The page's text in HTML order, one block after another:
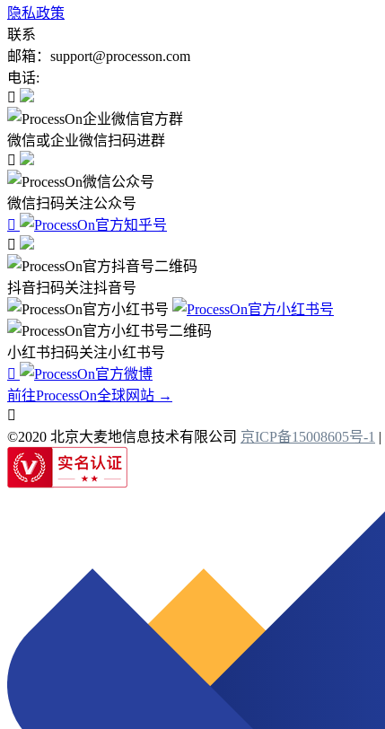
隐私政策
联系
邮箱：support@processon.com
电话:

微信或企业微信扫码进群

微信扫码关注公众号


抖音扫码关注抖音号
小红书扫码关注小红书号

前往ProcessOn全球网站 →

©2020 北京大麦地信息技术有限公司 京ICP备15008605号-1 |